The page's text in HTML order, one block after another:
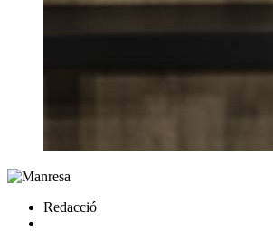
Redacció